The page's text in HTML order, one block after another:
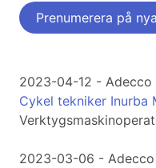
Prenumerera på
2023-04-12 - Adecco
Cykel tekniker Inurba
2023-03-06 - Adecco